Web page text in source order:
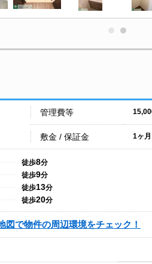
管理費等
敷金 / 保証金 1ヶ
徒歩8分
徒歩9分
徒歩13分
徒歩20分
図で物件の周辺環境をチェック！